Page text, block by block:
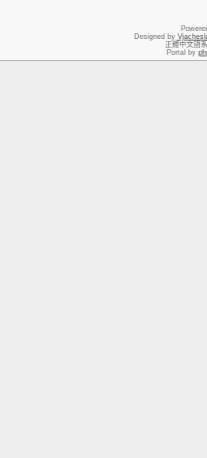
Designed by
正體中文語
Portal by